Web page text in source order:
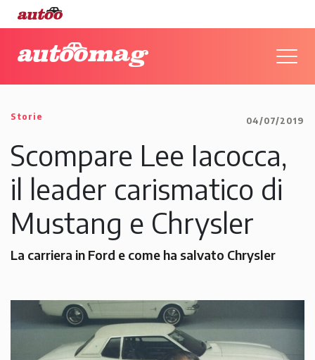
Storie 04/07/2019
Scompare Lee Iacocca,
il leader carismatico di
Mustang e Chrysler
La carriera in Ford e come ha salvato Chrysler